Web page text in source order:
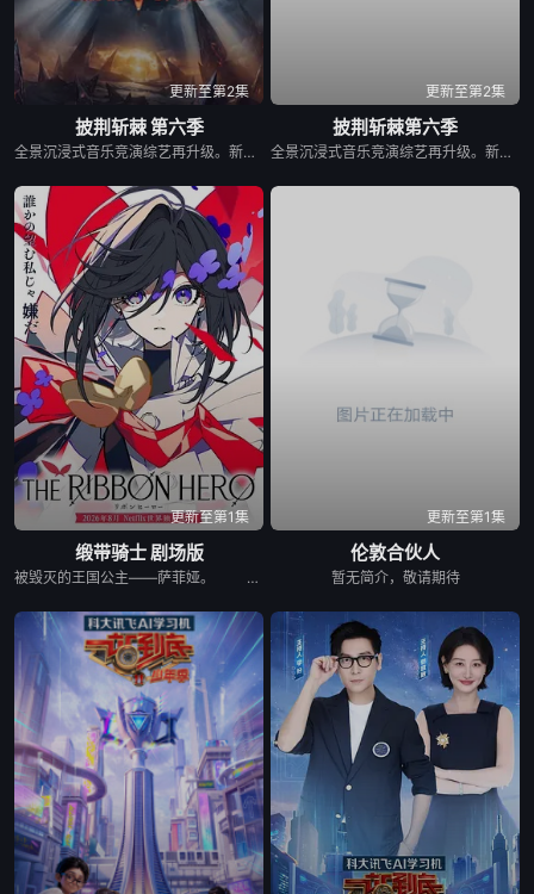
更新至第2集
披荆斩棘 第六季
全景沉浸式音乐竞演综艺再升级。新一季在延续经典的同时，将有全新的30位破局者，集结于此，他们来自不同疆域:荧幕传奇x舞台王者x跨界先锋x国际面孔……一场关于“男性力量”的重新定义，打破传统男性叙事框架，构建这个时代最丰富的男性样本图鉴。 2025年10月28日，该节目入选2025芒果秋季招商大会2026综艺片单。
更新至第2集
披荆斩棘第六季
全景沉浸式音乐竞演综艺再升级。新一季在延续经典的同时，将有全新的30位破局者，集结于此，他们来自不同疆域:荧幕传奇x舞台王者x跨界先锋x国际面孔……一场关于“男性力量”的重新定义，打破传统男性叙事框架，构建这个时代最丰富的男性样本图鉴。 &nbsp; &nbsp; &nbsp; &nbsp; &nbsp; &nbsp; &nbsp; &nbsp; &nbsp; &nbsp; &nbsp; &nbsp; &nbsp; &nbsp; &nbsp; &nbsp; &nbsp; &nbsp; &nbsp; &nbsp; &nbsp; &nbsp; &nbsp; &nbsp; &nbsp; &nbsp; &nbsp; &nbsp; &nbsp; &nbsp; &nbsp; &nbsp; &nbsp; &nbsp; &nbsp; 2025年10月28日，该节目入选2025芒果秋季招商大会2026综艺片单。
更新至第1集
缎带骑士 剧场版
被毁灭的王国公主——萨菲娅。 灾厄“内尔伽勒”夺走了她故乡希尔弗兰的一切，她在绝望的尽头，抵达了戈尔德兰。 她怀抱着过往，在人们的温柔相待中，开始觅得一丝微小的希望。 然而，仿佛是为了嘲弄这份平静的日常，灾厄“内尔伽勒”再度降临。 曾将故乡化为灰烬的绝望，如今又要夺走这片土地的光芒。 ——已经，不会再失去任何东西。也不会让任何人失去。 少女拂去悲伤的泪水，执剑而起。 这是一个系上缎带、决心反抗命运的，属于一位英雄的故事。
更新至第1集
伦敦合伙人
暂无简介，敬请期待